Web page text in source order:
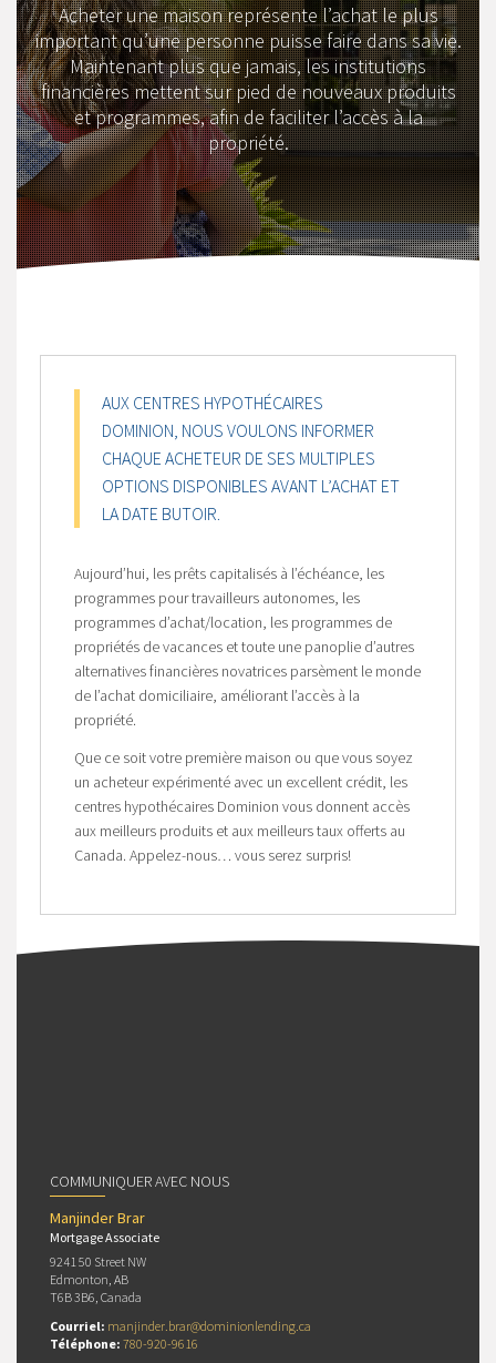
Acheter une maison représente l’achat le plus
important qu’une personne puisse faire dans sa vie.
Maintenant plus que jamais, les institutions
financières mettent sur pied de nouveaux produits
et programmes, afin de faciliter l’accès à la
propriété.
AUX CENTRES HYPOTHÉCAIRES
DOMINION, NOUS VOULONS INFORMER
CHAQUE ACHETEUR DE SES MULTIPLES
OPTIONS DISPONIBLES AVANT L’ACHAT ET
LA DATE BUTOIR.
Aujourd’hui, les prêts capitalisés à l’échéance, les
programmes pour travailleurs autonomes, les
programmes d’achat/location, les programmes de
propriétés de vacances et toute une panoplie d’autres
alternatives financières novatrices parsèment le monde
de l’achat domiciliaire, améliorant l’accès à la
propriété.
Que ce soit votre première maison ou que vous soyez
un acheteur expérimenté avec un excellent crédit, les
centres hypothécaires Dominion vous donnent accès
aux meilleurs produits et aux meilleurs taux offerts au
Canada. Appelez-nous… vous serez surpris!
COMMUNIQUER AVEC NOUS
Manjinder Brar
Mortgage Associate
9241 50 Street NW
Edmonton, AB
T6B 3B6, Canada
Courriel: manjinder.brar@dominionlending.ca
Téléphone: 780-920-9616